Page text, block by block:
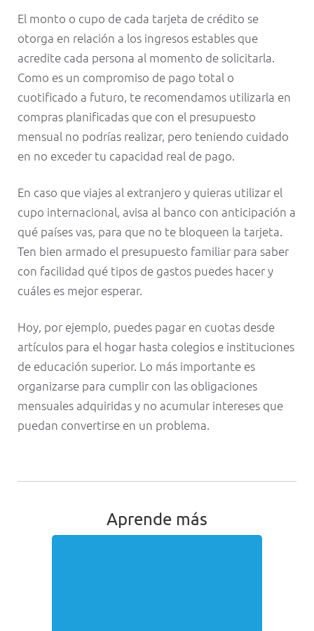
El monto o cupo de cada tarjeta de crédito se
otorga en relación a los ingresos estables que
acredite cada persona al momento de solicitarla.
Como es un compromiso de pago total o
cuotificado a futuro, te recomendamos utilizarla en
compras planificadas que con el presupuesto
mensual no podrías realizar, pero teniendo cuidado
en no exceder tu capacidad real de pago.
En caso que viajes al extranjero y quieras utilizar el
cupo internacional, avisa al banco con anticipación a
qué países vas, para que no te bloqueen la tarjeta.
Ten bien armado el presupuesto familiar para saber
con facilidad qué tipos de gastos puedes hacer y
cuáles es mejor esperar.
Hoy, por ejemplo, puedes pagar en cuotas desde
artículos para el hogar hasta colegios e instituciones
de educación superior. Lo más importante es
organizarse para cumplir con las obligaciones
mensuales adquiridas y no acumular intereses que
puedan convertirse en un problema.
Aprende más